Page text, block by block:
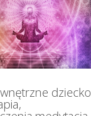
dziecko